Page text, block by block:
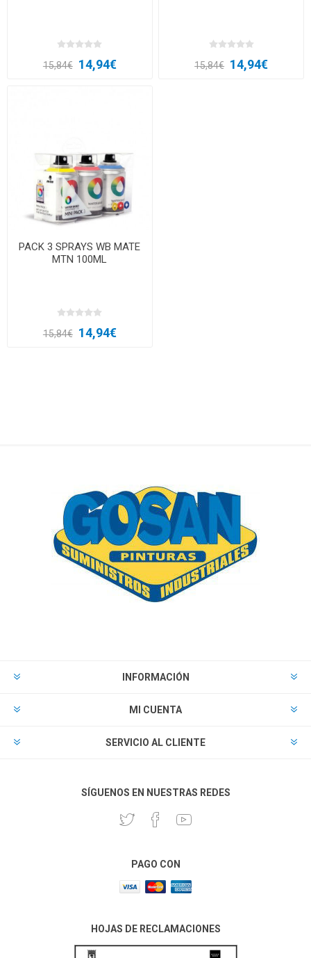
15,84€ 14,94€ 15,84€ 14,94€
PACK 3 SPRAYS WB MATE
MTN 100ML
15,84€ 14,94€
INFORMACIÓN
MI CUENTA
SERVICIO AL CLIENTE
SÍGUENOS EN NUESTRAS REDES
PAGO CON
HOJAS DE RECLAMACIONES